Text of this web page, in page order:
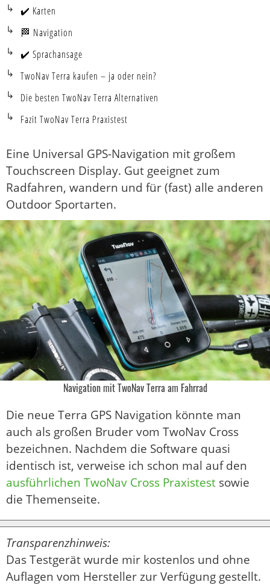
Eine Universal GPS-Navigation mit großem
Touchscreen Display. Gut geeignet zum
Radfahren, wandern und für (fast) alle anderen
Outdoor Sportarten.
Navigation mit TwoNav Terra am Fahrrad
Die neue Terra GPS Navigation könnte man
auch als großen Bruder vom TwoNav Cross
bezeichnen. Nachdem die Software quasi
identisch ist, verweise ich schon mal auf den
ausführlichen TwoNav Cross Praxistest sowie
die Themenseite.
Transparenzhinweis:
Das Testgerät wurde mir kostenlos und ohne
Auflagen vom Hersteller zur Verfügung gestellt.
✔️ Karten
🏁 Navigation
✔️ Sprachansage
TwoNav Terra kaufen – ja oder nein?
Die besten TwoNav Terra Alternativen
Fazit TwoNav Terra Praxistest